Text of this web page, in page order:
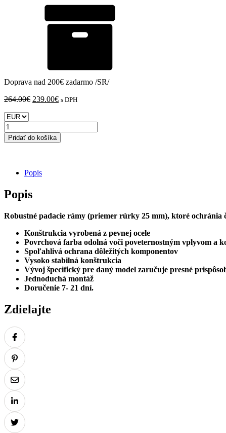
Doprava nad 200€ zadarmo /SR/
264.00€ Pôvodná
239.00€Aktuálna
s DPH
množstvo
BMW
R
GIVI
rámy
Pridať do košíka
Popis
Popis
Robustné padacie rámy (priemer rúrky 25 mm), ktoré ochránia
Konštrukcia vyrobená z pevnej ocele
Povrchová farba odolná voči poveternostným vplyvom a
Spoľahlivá ochrana dôležitých komponentov
Vysoko stabilná konštrukcia
Vývoj špecifický pre daný model zaručuje presné
Jednoduchá montáž
Doručenie 7- 21 dní.
Zdielajte